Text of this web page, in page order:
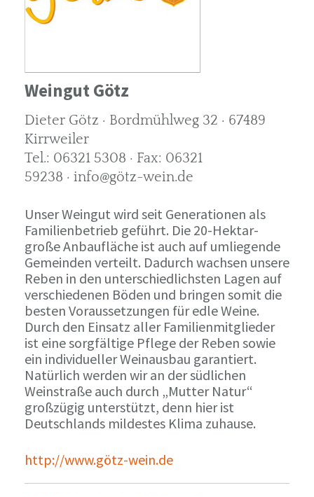
Weingut Götz
Dieter Götz · Bordmühlweg 32 · 67489
Kirrweiler
Tel.: 06321 5308 · Fax: 06321
59238 · info@götz-wein.de
Unser Weingut wird seit Generationen als
Familienbetrieb geführt. Die 20-Hektar-
große Anbaufläche ist auch auf umliegende
Gemeinden verteilt. Dadurch wachsen unsere
Reben in den unterschiedlichsten Lagen auf
verschiedenen Böden und bringen somit die
besten Voraussetzungen für edle Weine.
Durch den Einsatz aller Familienmitglieder
ist eine sorgfältige Pflege der Reben sowie
ein individueller Weinausbau garantiert.
Natürlich werden wir an der südlichen
Weinstraße auch durch „Mutter Natur“
großzügig unterstützt, denn hier ist
Deutschlands mildestes Klima zuhause.
http://www.götz-wein.de